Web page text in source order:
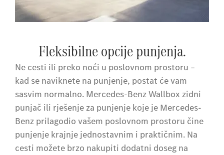
Fleksibilne opcije punjenja.
Ne cesti ili preko noći u poslovnom prostoru –
kad se naviknete na punjenje, postat će vam
sasvim normalno. Mercedes-Benz Wallbox zidni
punjač ili rješenje za punjenje koje je Mercedes-
Benz prilagodio vašem poslovnom prostoru čine
punjenje krajnje jednostavnim i praktičnim. Na
cesti možete brzo nakupiti dodatni doseg na